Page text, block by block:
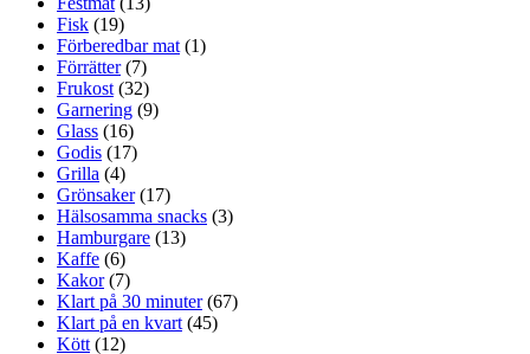
Fisk (19)
Förberedbar mat (1)
Förrätter(7)
Frukost (32)
Garnering (9)
Glass (16)
Godis (17)
Grilla (4)
Grönsaker(17)
Hälsosamma snacks (3)
Hamburgare (13)
Kaffe (6)
Kakor(7)
Klart på 30 minuter(67)
Klart på en kvart (45)
Kött (12)